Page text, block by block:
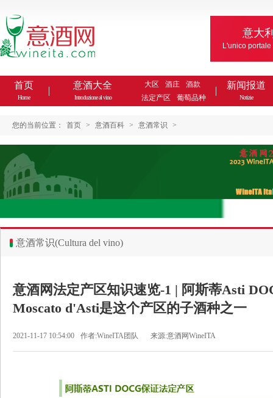
意大
L'unico
首页
Home
意酒大全
Introduzione al vino
大区 酒庄
酒款
法定产区
葡萄品种
新闻报道
Notizie
您的当前位置： 首页 > 意酒百科 > 意酒常识 >
意酒常识(Cultura del vino)
意酒网法定产区知识速览-1 | 阿斯蒂Asti
Moscato d'Asti是这个产区的子酒种之一
2021-11-17 10:54:00 作者:WineITA团队 来源:意酒网WineITA